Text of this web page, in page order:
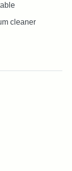
cleaner